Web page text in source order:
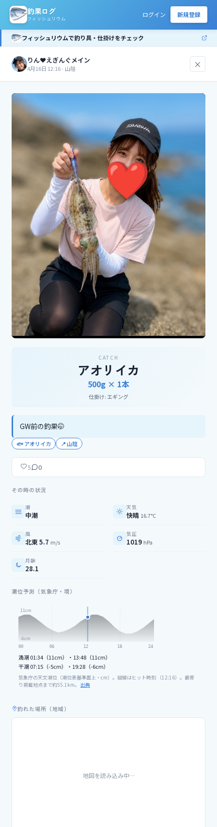
釣果ログ
フィッシュリウム
ログイン 新規登録
フィッシュリウムで釣り具・仕掛けをチェック
りん❤️えぎんぐメイン
4月16日 12:16 · 山陰 ×
CATCH
アオリイカ
500g × 1本
仕掛け: エギング
GW前の釣果🤭
🐟アオリイカ 📍山陰
5 0
その時の状況
潮
中潮
天気
快晴 16.7°C
風
北東 5.7 m/s
気圧
1019 hPa
月齢
28.1
潮位予測（気象庁・境）
11cm
-6cm
00 06 12 18 24
満潮01:34（11cm）・13:48（11cm）
干潮07:15（-5cm）・19:28（-6cm）
気象庁の天文潮位（潮位表基準面上・cm）。縦線はヒット時刻 （12:16）。最寄
り掲載地点まで約55.1 km。 出典
釣れた場所（地域）
地図を読み込み中…